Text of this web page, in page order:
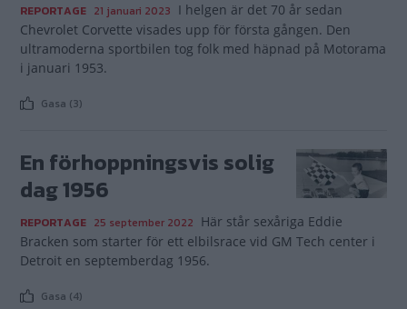
REPORTAGE 21 januari 2023 I helgen är det 70 år sedan
Chevrolet Corvette visades upp för första gången. Den
ultramoderna sportbilen tog folk med häpnad på Motorama
i januari 1953.
Gasa (3)
En förhoppningsvis solig
dag 1956
REPORTAGE 25 september 2022 Här står sexåriga Eddie
Bracken som starter för ett elbilsrace vid GM Tech center i
Detroit en septemberdag 1956.
Gasa (4)